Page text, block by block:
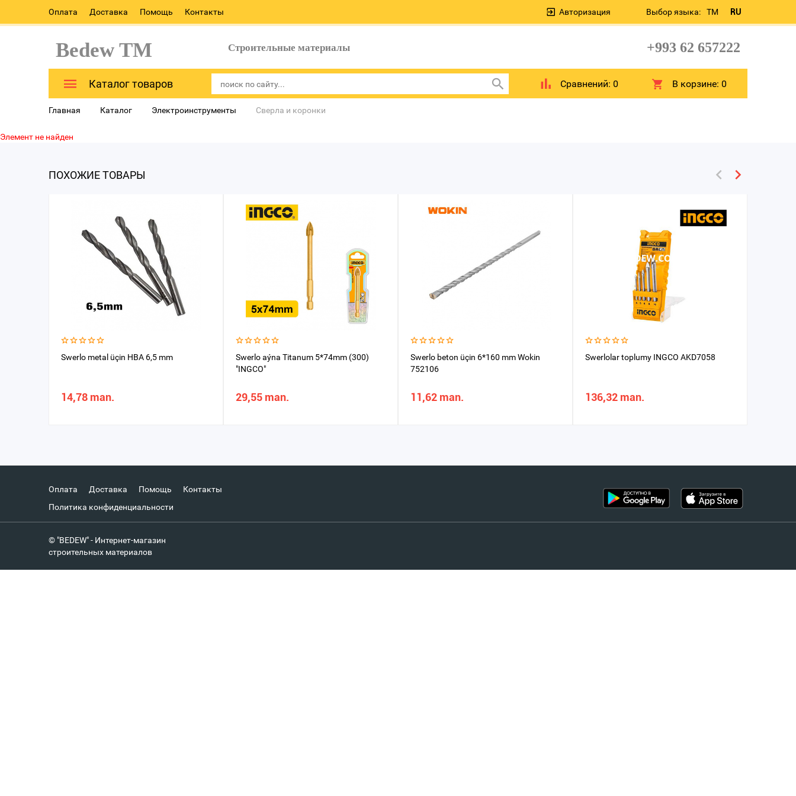
Оплата Доставка Помощь Контакты Выбор языка: TM RU
Авторизация
Bedew TM Строительные материалы +993 62 657222
Каталог товаров Сравнений: 0 В корзине:0
Главная Каталог Электроинструменты Сверла и коронки
Элемент не найден
ПОХОЖИЕ ТОВАРЫ
Swerlo metal üçin HBA 6,5 mm
14,78 man.
Swerlo aýna Titanum 5*74mm (300)
"INGCO"
29,55 man.
Swerlo beton üçin 6*160 mm Wokin
752106
11,62 man.
Swerlolar toplumy INGCO AKD7058
136,32 man.
Оплата Доставка Помощь
Контакты
Политика конфиденциальности
© "BEDEW" - Интернет-магазин
строительных материалов